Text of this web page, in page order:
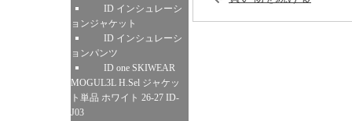
ID インシュレーシ
ョンジャケット
ID インシュレーシ
ョンパンツ
ID one SKIWEAR
MOGUL3L H.Sel ジャケッ
ト単品 ホワイト 26-27 ID-
J03